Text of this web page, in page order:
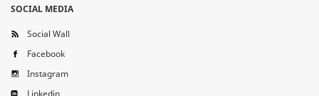
SOCIAL MEDIA
Social Wall
Facebook
Instagram
Linkedin